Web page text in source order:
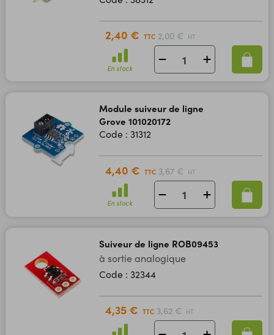
2,40 € TTC 2,00 € HT
En stock
Module suiveur de ligne
Grove 101020172
Code : 31312
4,40 € TTC 3,67 € HT
En stock
Suiveur de ligne ROB09453
à sortie analogique
Code : 32344
4,35 € TTC 3,62 € HT